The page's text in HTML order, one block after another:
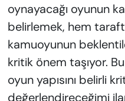
oynayacağı oyunun
belirlemek, hem
kamuoyunun
kritik önem taşıyor.
oyun yapısını belirli
değerlendireceğimi
KÜLTÜR-SANAT
MAGAZİN
ÖZEL HABER